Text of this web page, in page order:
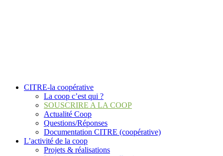
CITRE-la coopérative
La coop c’est qui ?
SOUSCRIRE A LA COOP
Actualité Coop
Questions/Réponses
Documentation CITRE (coopérative)
L’activité de la coop
Projets & réalisations